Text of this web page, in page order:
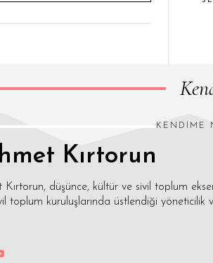
KENDIME
Kırtorun
Kırtorun, düşünce, kültür ve sivil toplum
toplum kuruluşlarında üstlendiği yöneticilik